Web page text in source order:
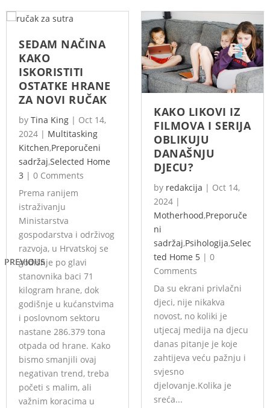
PREVIOUS
SEDAM NAČINA
KAKO
ISKORISTITI
OSTATKE HRANE
ZA NOVI RUČAK
by Tina King | Oct 14,
2024 | Multitasking
Kitchen,Preporučeni
sadržaj,Selected Home
3 | 0 Comments
Prema ranijem
istraživanju
Ministarstva
gospodarstva i održivog
razvoja, u Hrvatskoj se
godišnje po glavi
stanovnika baci 71
kilogram hrane, dok
godišnje u kućanstvima
i poslovnom sektoru
nastane 286.379 tona
otpada od hrane. Kako
bismo smanjili ovaj
negativan trend, treba
početi s malim, ali
važnim koracima u
KAKO LIKOVI IZ
FILMOVA I SERIJA
OBLIKUJU
DANAŠNJU
DJECU?
by redakcija | Oct 14,
2024 |
Motherhood,Preporuče
ni
sadržaj,Psihologija,Selec
ted Home 5 | 0
Comments
Da su ekrani privlačni
djeci, nije nikakva
novost, no koliki je
utjecaj medija na djecu
danas pitanje je koje
zahtijeva veću pažnju i
svjesno
djelovanje.Kolika je
sreća...